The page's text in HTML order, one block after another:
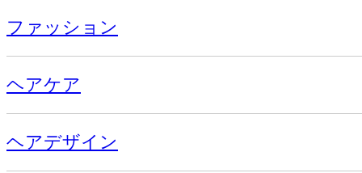
ファッション
ヘアケア
ヘアデザイン